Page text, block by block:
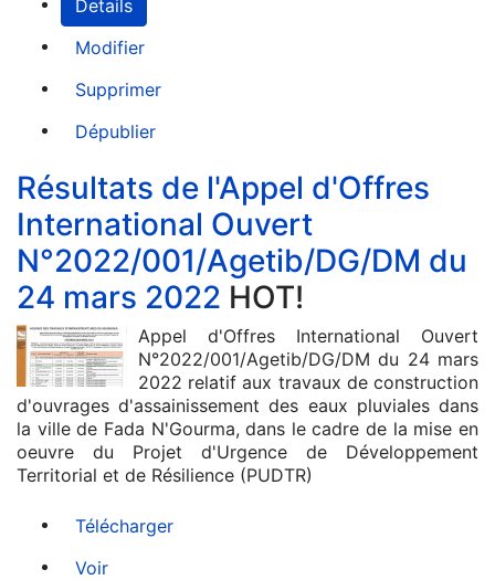
Details
Modifier
Supprimer
Dépublier
Résultats de l'Appel d'Offres
International Ouvert
N°2022/001/Agetib/DG/DM du
24 mars 2022 HOT!
Appel d'Offres International Ouvert
N°2022/001/Agetib/DG/DM du 24 mars
2022 relatif aux travaux de construction
d'ouvrages d'assainissement des eaux pluviales dans
la ville de Fada N'Gourma, dans le cadre de la mise en
oeuvre du Projet d'Urgence de Développement
Territorial et de Résilience (PUDTR)
Télécharger
Voir